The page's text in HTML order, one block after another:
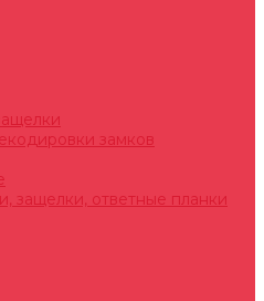
замков
защелки, ответные планки